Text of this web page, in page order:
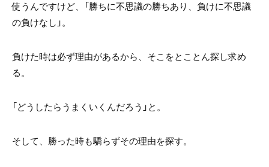
使うんですけど、「勝ちに不思議の勝ちあり、負けに不思議
の負けなし」。
負けた時は必ず理由があるから、そこをとことん探し求め
る。
「どうしたらうまくいくんだろう」と。
そして、勝った時も驕らずその理由を探す。